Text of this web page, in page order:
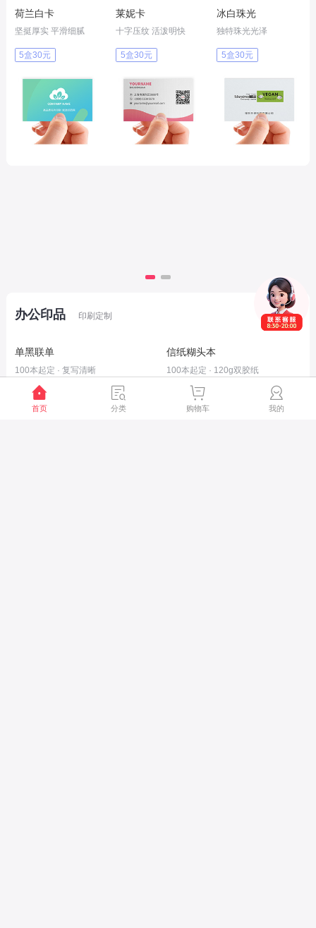
首页 分类 购物车 我的
荷兰白卡
坚挺厚实 平滑细腻
5盒30元
莱妮卡
十字压纹 活泼明快
5盒30元
冰白珠光
独特珠光光泽
5盒30元
100本起定 · 120g双胶纸